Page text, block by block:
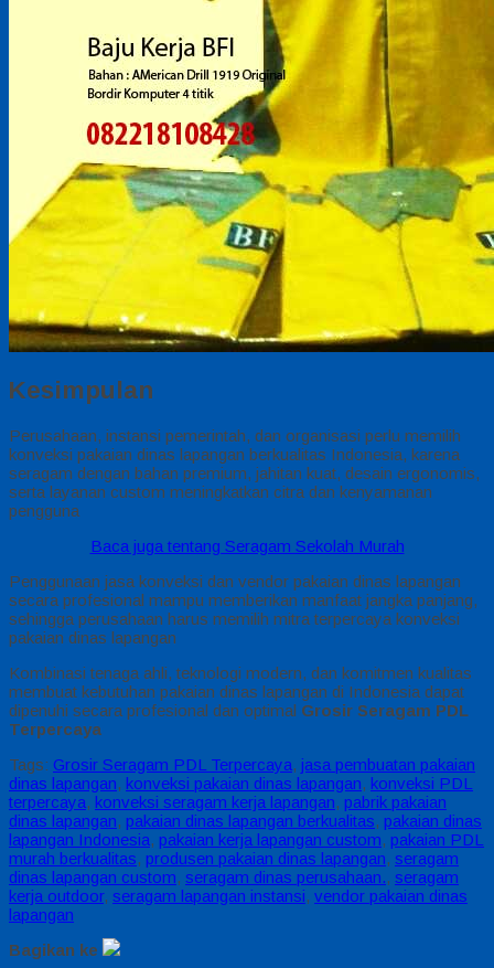
Kesimpulan
Perusahaan, instansi pemerintah, dan organisasi perlu memilih
konveksi pakaian dinas lapangan berkualitas Indonesia, karena
seragam dengan bahan premium, jahitan kuat, desain ergonomis,
serta layanan custom meningkatkan citra dan kenyamanan
pengguna
Baca juga tentang Seragam Sekolah Murah
Penggunaan jasa konveksi dan vendor pakaian dinas lapangan
secara profesional mampu memberikan manfaat jangka panjang,
sehingga perusahaan harus memilih mitra terpercaya konveksi
pakaian dinas lapangan
Kombinasi tenaga ahli, teknologi modern, dan komitmen kualitas
membuat kebutuhan pakaian dinas lapangan di Indonesia dapat
dipenuhi secara profesional dan optimal Grosir Seragam PDL
Terpercaya
Tags: Grosir Seragam PDL Terpercaya, jasa pembuatan pakaian
dinas lapangan, konveksi pakaian dinas lapangan, konveksi PDL
terpercaya, konveksi seragam kerja lapangan, pabrik pakaian
dinas lapangan, pakaian dinas lapangan berkualitas, pakaian dinas
lapangan Indonesia, pakaian kerja lapangan custom, pakaian PDL
murah berkualitas, produsen pakaian dinas lapangan, seragam
dinas lapangan custom, seragam dinas perusahaan., seragam
kerja outdoor, seragam lapangan instansi, vendor pakaian dinas
lapangan
Bagikan ke